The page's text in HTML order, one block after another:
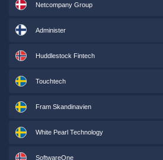
Netcompany Group
Administer
Huddlestock Fintech
Touchtech
Fram Skandinavien
White Pearl Technology
SoftwareOne